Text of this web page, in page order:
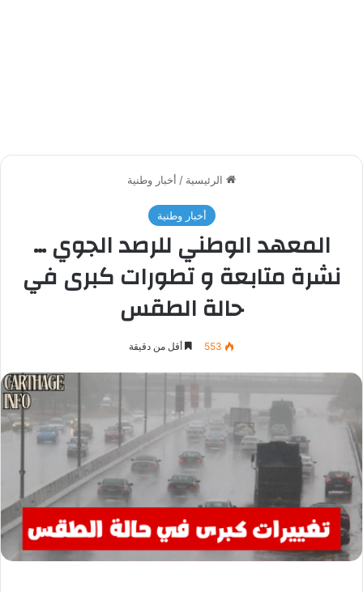
الرئيسية / أخبار وطنية
أخبار وطنية
المعهد الوطني للرصد الجوي …
نشرة متابعة و تطورات كبرى في
حالة الطقس
553 أقل من دقيقة